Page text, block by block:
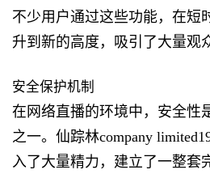
不少用户通过这些功能，在短
升到新的高度，吸引了大量观
安全保护机制
在网络直播的环境中，安全性
之一。仙踪林company
入了大量精力，建立了一整套